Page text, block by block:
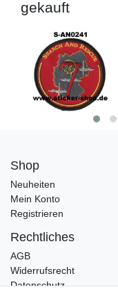
gekauft
Shop
Neuheiten
Mein Konto
Registrieren
Rechtliches
AGB
Widerrufsrecht
Datenschutz